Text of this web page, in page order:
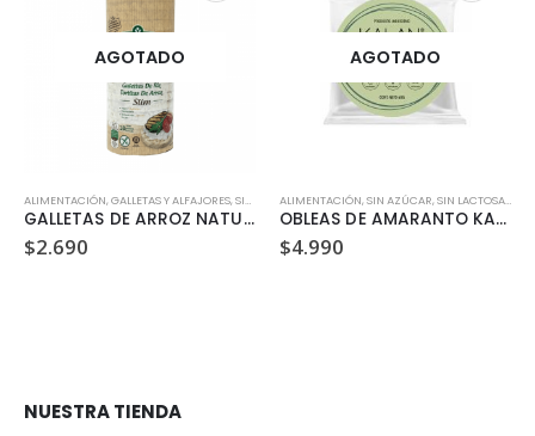
,SIN LACTOSA,VEGANO
AGOTADO
ALIMENTACIÓN,GALLETAS Y ALFAJORES,SIN GLUTEN ,SIN LACTOSA,VEGANO
GALLETAS DE ARROZ NATURAL KUPIEC 90 GR
$2.690
AGOTADO
ALIMENTACIÓN,SIN AZÚCAR,SIN LACTOSA,
OBLEAS DE AMARANTO KALAN SABOR MATCHA 60GR
$4.990
NUESTRA TIENDA